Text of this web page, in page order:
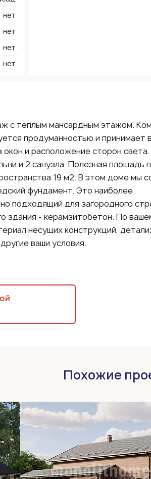
нет
нет
нет
нет
с теплым мансардным этажом.
продуманностью и принимает
и расположение сторон
и 2 санузла. Полезная площадь
19 м2. В этом доме мы
фундамент. Это наиболее
подходящий для загородного
здания - керамзитобетон. По
несущих конструкций,
ваши условия.
Похожие